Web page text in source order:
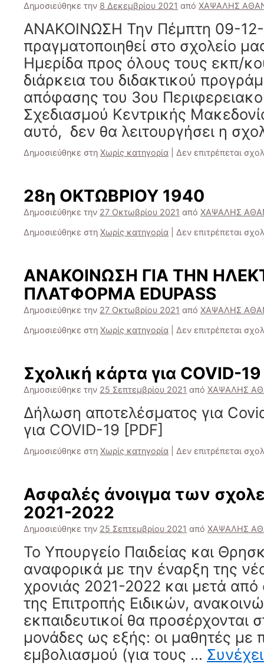
Δημοσιεύθηκε την 8 Δεκεμβρίου 2021 από ΧΑΨΑΛΗΣ
ΑΝΑΚΟΙΝΩΣΗ Την Πέμπτη 09-
πραγματοποιηθεί στο σχολείο
Ημερίδα προς όλους τους εκπ/
διάρκεια του διδακτικού
απόφασης του 3ου
Σχεδιασμού Κεντρικής
αυτό, δεν θα λειτουργήσει η
Δημοσιεύθηκε στη Χωρίς κατηγορία Δεν επιτρέπεται
28η ΟΚΤΩΒΡΙΟΥ 1940
Δημοσιεύθηκε την 27 Οκτωβρίου 2021 από ΧΑΨΑΛΗΣ
Δημοσιεύθηκε στη Χωρίς κατηγορία Δεν επιτρέπεται
ΑΝΑΚΟΙΝΩΣΗ ΓΙΑ ΤΗΝ
ΠΛΑΤΦΟΡΜΑ EDUPASS
Δημοσιεύθηκε την 27 Οκτωβρίου 2021 από ΧΑΨΑΛΗΣ
Δημοσιεύθηκε στη Χωρίς κατηγορία Δεν επιτρέπεται
Σχολική κάρτα για COVID-19
Δημοσιεύθηκε την 25 Σεπτεμβρίου 2021 από ΧΑΨΑΛΗΣ
Δήλωση αποτελέσματος για
για COVID-19 [PDF]
Δημοσιεύθηκε στη Χωρίς κατηγορία Δεν επιτρέπεται
Ασφαλές άνοιγμα των
2021-2022
Δημοσιεύθηκε την 25 Σεπτεμβρίου 2021 από ΧΑΨΑΛΗΣ
Το Υπουργείο Παιδείας και
αναφορικά με την έναρξη της
χρονιάς 2021-2022 και μετά από
της Επιτροπής Ειδικών,
εκπαιδευτικοί θα προσέρχονται
μονάδες ως εξής: οι μαθητές με
εμβολιασμού (για τους …